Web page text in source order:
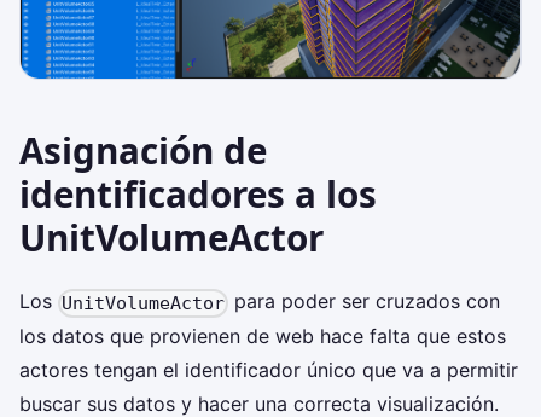
Asignación de
identificadores a los
UnitVolumeActor
Los UnitVolumeActor para poder ser cruzados con
los datos que provienen de web hace falta que estos
actores tengan el identificador único que va a permitir
buscar sus datos y hacer una correcta visualización.